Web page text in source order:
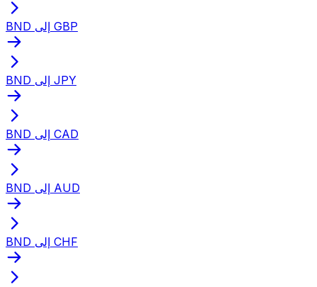
BND إلى GBP
BND إلى JPY
BND إلى CAD
BND إلى AUD
BND إلى CHF